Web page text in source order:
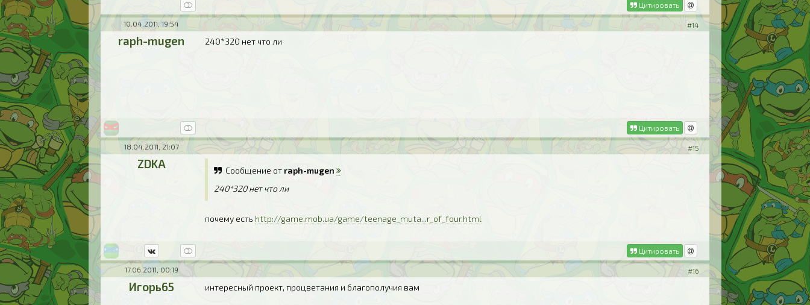
Цитировать
10.04.2011, 19:54 #14
raph-mugen 240*320 нет что ли
Цитировать
18.04.2011, 21:07 #15
ZDKA Сообщение от raph-mugen
240*320 нет что ли
почему есть http://game.mob.ua/game/teenage_muta...r_of_four.html
Цитировать
17.06.2011, 00:19 #16
Игорь65 интересный проект, процветания и благополучия вам